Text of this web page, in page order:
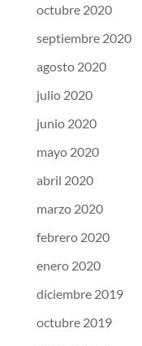
octubre 2020
septiembre 2020
agosto 2020
julio 2020
junio 2020
mayo 2020
abril 2020
marzo 2020
febrero 2020
enero 2020
diciembre 2019
octubre 2019